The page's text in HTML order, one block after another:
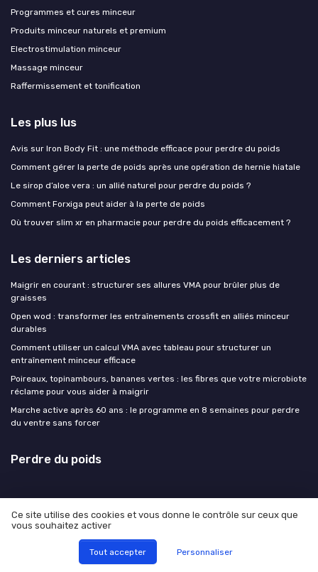
Programmes et cures minceur
Produits minceur naturels et premium
Electrostimulation minceur
Massage minceur
Raffermissement et tonification
Les plus lus
Avis sur Iron Body Fit : une méthode efficace pour perdre du poids
Comment gérer la perte de poids après une opération de hernie hiatale
Le sirop d’aloe vera : un allié naturel pour perdre du poids ?
Comment Forxiga peut aider à la perte de poids
Où trouver slim xr en pharmacie pour perdre du poids efficacement ?
Les derniers articles
Maigrir en courant : structurer ses allures VMA pour brûler plus de
graisses
Open wod : transformer les entraînements crossfit en alliés minceur
durables
Comment utiliser un calcul VMA avec tableau pour structurer un
entraînement minceur efficace
Poireaux, topinambours, bananes vertes : les fibres que votre microbiote
réclame pour vous aider à maigrir
Marche active après 60 ans : le programme en 8 semaines pour perdre
du ventre sans forcer
Perdre du poids
Mentions légales
© Perdre du poids 2026
Ce site utilise des cookies et vous donne le contrôle sur ceux que
vous souhaitez activer
Tout accepter Personnaliser